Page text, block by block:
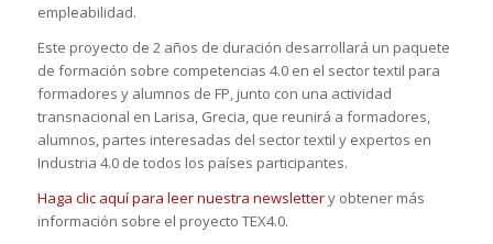
empleabilidad.
Este proyecto de 2 años de duración desarrollará un paquete
de formación sobre competencias 4.0 en el sector textil para
formadores y alumnos de FP, junto con una actividad
transnacional en Larisa, Grecia, que reunirá a formadores,
alumnos, partes interesadas del sector textil y expertos en
Industria 4.0 de todos los países participantes.
Haga clic aquí para leer nuestra newslettery obtener más
información sobre el proyecto TEX4.0.